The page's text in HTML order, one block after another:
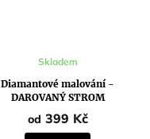
Diamantové malování -
DAROVANÝ STROM
Průměrné
produktu
je
5,0
z
5
Skladem
od 399 Kč